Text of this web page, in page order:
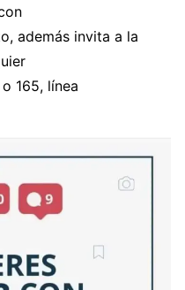
además invita a la
165, línea